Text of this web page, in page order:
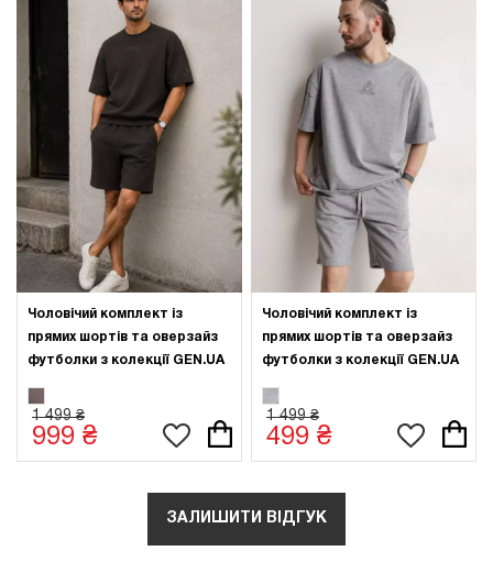
Чоловічий комплект із
прямих шортів та оверзайз
футболки з колекції GEN.UA
1 499 ₴
999 ₴
Чоловічий комплект із
прямих шортів та оверзайз
футболки з колекції GEN.UA
1 499 ₴
499 ₴
ЗАЛИШИТИ ВІДГУК